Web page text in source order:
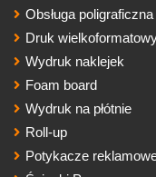
Obsługa poligraficzna
Druk
Wydruk naklejek
Foam board
Wydruk na płótnie
Roll-up
Potykacze